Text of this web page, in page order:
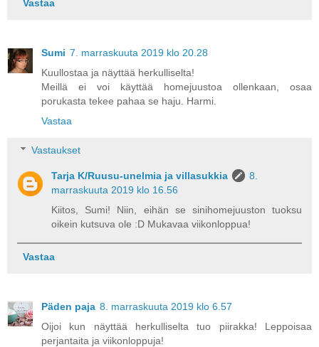
Vastaa
Sumi 7. marraskuuta 2019 klo 20.28
Kuullostaa ja näyttää herkulliselta!
Meillä ei voi käyttää homejuustoa ollenkaan, osaa
porukasta tekee pahaa se haju. Harmi.
Vastaa
Vastaukset
Tarja K/Ruusu-unelmia ja villasukkia
8.
marraskuuta 2019 klo 16.56
Kiitos, Sumi! Niin, eihän se sinihomejuuston tuoksu
oikein kutsuva ole :D Mukavaa viikonloppua!
Vastaa
Päden paja 8. marraskuuta 2019 klo 6.57
Oijoi kun näyttää herkulliselta tuo piirakka! Leppoisaa
perjantaita ja viikonloppuja!